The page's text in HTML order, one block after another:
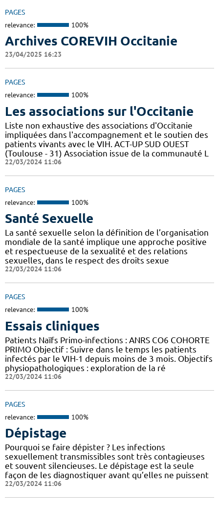
PAGES
relevance: 100%
Archives COREVIH Occitanie
23/04/2025 16:23
PAGES
relevance: 100%
Les associations sur l'Occitanie
Liste non exhaustive des associations d'Occitanie
impliquées dans l'accompagnement et le soutien des
patients vivants avec le VIH. ACT-UP SUD OUEST
(Toulouse - 31) Association issue de la communauté L
22/03/2024 11:06
PAGES
relevance: 100%
Santé Sexuelle
La santé sexuelle selon la définition de l’organisation
mondiale de la santé implique une approche positive
et respectueuse de la sexualité et des relations
sexuelles, dans le respect des droits sexue
22/03/2024 11:06
PAGES
relevance: 100%
Essais cliniques
Patients Naïfs Primo-infections : ANRS CO6 COHORTE
PRIMO Objectif : Suivre dans le temps les patients
infectés par le VIH-1 depuis moins de 3 mois. Objectifs
physiopathologiques : exploration de la ré
22/03/2024 11:06
PAGES
relevance: 100%
Dépistage
Pourquoi se faire dépister ? Les infections
sexuellement transmissibles sont très contagieuses
et souvent silencieuses. Le dépistage est la seule
façon de les diagnostiquer avant qu’elles ne puissent
22/03/2024 11:06